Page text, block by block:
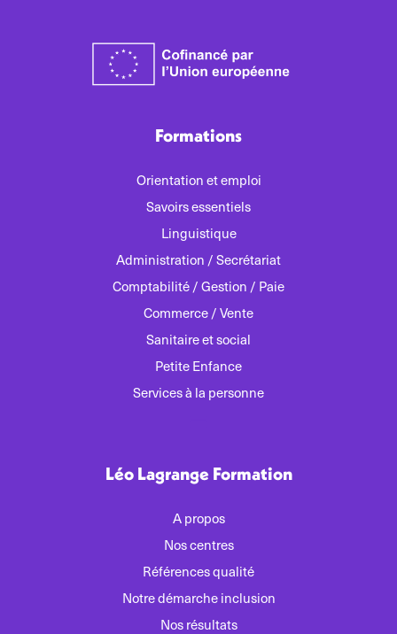
Formations
Orientation et emploi
Savoirs essentiels
Linguistique
Administration / Secrétariat
Comptabilité / Gestion / Paie
Commerce / Vente
Sanitaire et social
Petite Enfance
Services à la personne
Léo Lagrange Formation
A propos
Nos centres
Références qualité
Notre démarche inclusion
Nos résultats